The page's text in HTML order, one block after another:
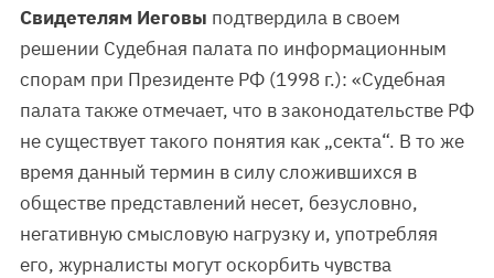
Свидетелям Иеговы подтвердила в своем
решении Судебная палата по информационным
спорам при Президенте РФ (1998 г.): «Судебная
палата также отмечает, что в законодательстве РФ
не существует такого понятия как „секта“. В то же
время данный термин в силу сложившихся в
обществе представлений несет, безусловно,
негативную смысловую нагрузку и, употребляя
его, журналисты могут оскорбить чувства